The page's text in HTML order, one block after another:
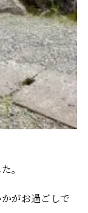
。
がお過ごしで